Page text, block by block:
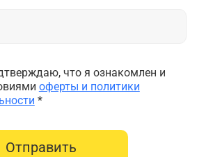
что я ознакомлен и
оферты и политики
*
Отправить